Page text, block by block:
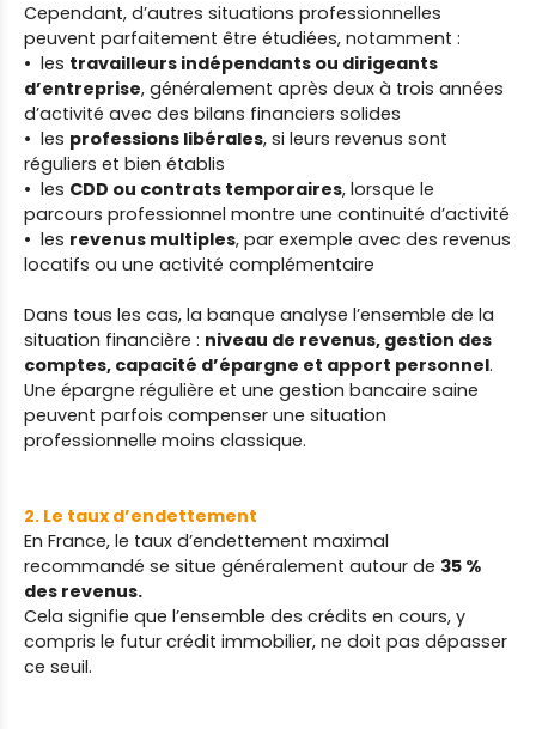
Cependant, d’autres situations professionnelles
peuvent parfaitement être étudiées, notamment :
les travailleurs indépendants ou dirigeants
d’entreprise, généralement après deux à trois années
d’activité avec des bilans financiers solides
les professions libérales, si leurs revenus sont
réguliers et bien établis
les CDD ou contrats temporaires, lorsque le
parcours professionnel montre une continuité d’activité
les revenus multiples, par exemple avec des revenus
locatifs ou une activité complémentaire
Dans tous les cas, la banque analyse l’ensemble de la
situation financière : niveau de revenus, gestion des
comptes, capacité d’épargne et apport personnel.
Une épargne régulière et une gestion bancaire saine
peuvent parfois compenser une situation
professionnelle moins classique.
2. Le taux d’endettement
En France, le taux d’endettement maximal
recommandé se situe généralement autour de 35 %
des revenus.
Cela signifie que l’ensemble des crédits en cours, y
compris le futur crédit immobilier, ne doit pas dépasser
ce seuil.